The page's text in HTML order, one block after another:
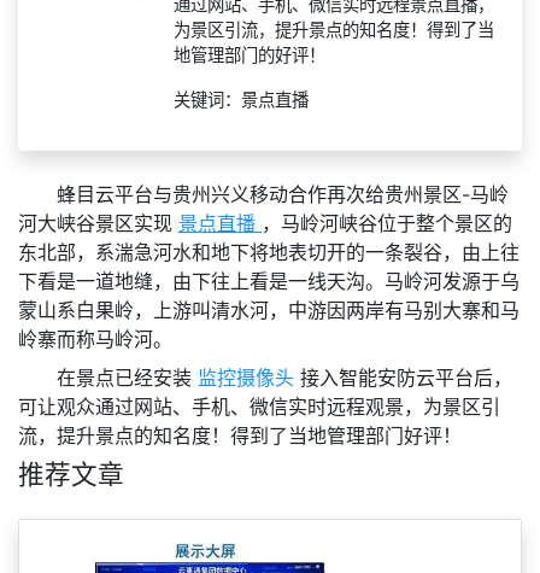
通过网站、手机、微信实时远程景点直播，
为景区引流，提升景点的知名度！得到了当
地管理部门的好评！
关键词：景点直播
蜂目云平台与贵州兴义移动合作再次给贵州景区-马岭
河大峡谷景区实现 景点直播 ，马岭河峡谷位于整个景区的
东北部，系湍急河水和地下将地表切开的一条裂谷，由上往
下看是一道地缝，由下往上看是一线天沟。马岭河发源于乌
蒙山系白果岭，上游叫清水河，中游因两岸有马别大寨和马
岭寨而称马岭河。
在景点已经安装 监控摄像头 接入智能安防云平台后，
可让观众通过网站、手机、微信实时远程观景，为景区引
流，提升景点的知名度！得到了当地管理部门好评！
推荐文章